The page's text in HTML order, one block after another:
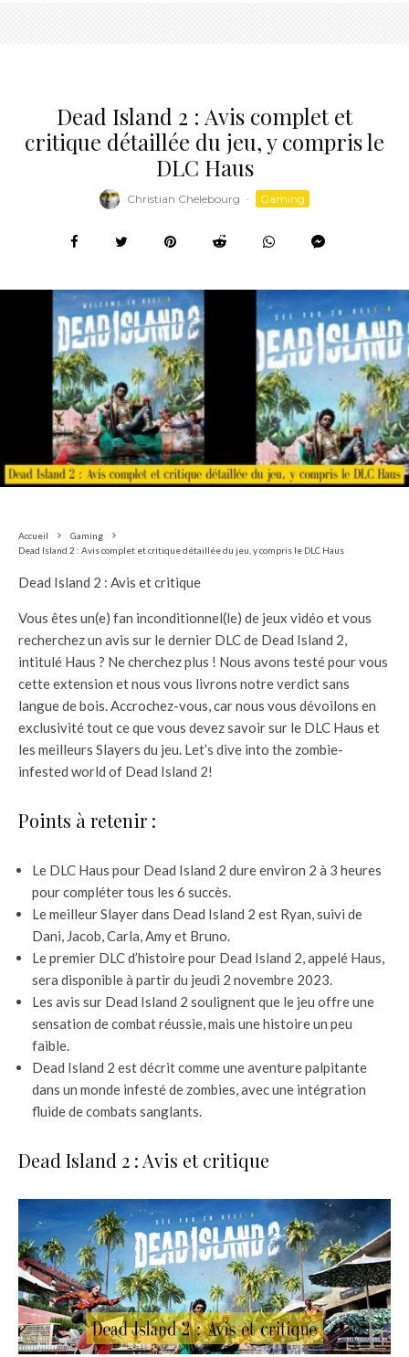
Dead Island 2 : Avis complet et
critique détaillée du jeu, y compris le
DLC Haus
Christian Chelebourg · Gaming
Accueil
Gaming
Dead Island 2 : Avis complet et critique détaillée du jeu, y compris le DLC Haus
Dead Island 2 : Avis et critique
Vous êtes un(e) fan inconditionnel(le) de jeux vidéo et vous
recherchez un avis sur le dernier DLC de Dead Island 2,
intitulé Haus ? Ne cherchez plus ! Nous avons testé pour vous
cette extension et nous vous livrons notre verdict sans
langue de bois. Accrochez-vous, car nous vous dévoilons en
exclusivité tout ce que vous devez savoir sur le DLC Haus et
les meilleurs Slayers du jeu. Let’s dive into the zombie-
infested world of Dead Island 2!
Points à retenir :
Le DLC Haus pour Dead Island 2 dure environ 2 à 3 heures
pour compléter tous les 6 succès.
Le meilleur Slayer dans Dead Island 2 est Ryan, suivi de
Dani, Jacob, Carla, Amy et Bruno.
Le premier DLC d’histoire pour Dead Island 2, appelé Haus,
sera disponible à partir du jeudi 2 novembre 2023.
Les avis sur Dead Island 2 soulignent que le jeu offre une
sensation de combat réussie, mais une histoire un peu
faible.
Dead Island 2 est décrit comme une aventure palpitante
dans un monde infesté de zombies, avec une intégration
fluide de combats sanglants.
Dead Island 2 : Avis et critique